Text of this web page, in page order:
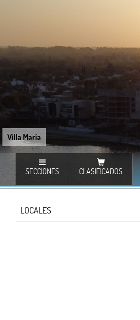
Villa María
SECCIONES CLASIFICADOS
LOCALES